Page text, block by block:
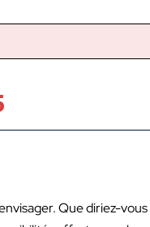
Que diriez-vous